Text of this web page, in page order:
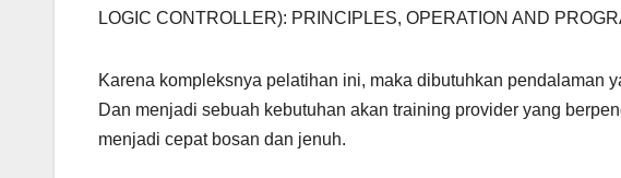
LOGIC CONTROLLER): PRINCIPLES, OPERATION AND
Karena kompleksnya pelatihan ini, maka dibutuhkan pendalaman
Dan menjadi sebuah kebutuhan akan training provider yang
menjadi cepat bosan dan jenuh.